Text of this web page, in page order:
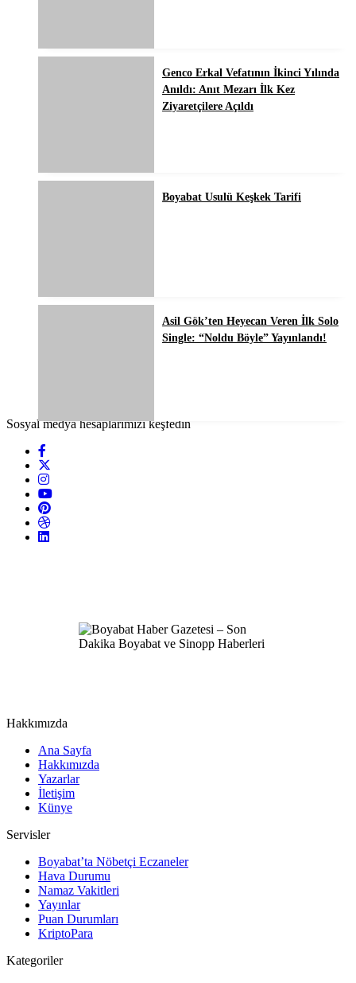
Genco Erkal Vefatının İkinci Yılında
Anıldı: Anıt Mezarı İlk Kez
Ziyaretçilere Açıldı
Boyabat Usulü Keşkek Tarifi
Asil Gök’ten Heyecan Veren İlk Solo
Single: “Noldu Böyle” Yayınlandı!
Sosyal medya hesaplarımızı keşfedin
Hakkımızda
Ana Sayfa
Hakkımızda
Yazarlar
İletişim
Künye
Servisler
Boyabat’ta Nöbetçi Eczaneler
Hava Durumu
Namaz Vakitleri
Yayınlar
Puan Durumları
KriptoPara
Kategoriler